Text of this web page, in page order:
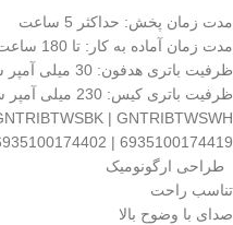
مدت زمان پخش: حداکثر 5 ساعت
مدت زمان آماده به کار: تا 180 ساعت
ظرفیت باتری هدفون: 30 میلی آمپر ساعت
ظرفیت باتری کیس: 230 میلی آمپر ساعت
| GNTRIBTWSWH
| 6935100174419
طراحی ارگونومیک
تناسب راحت
صدای با وضوح بالا